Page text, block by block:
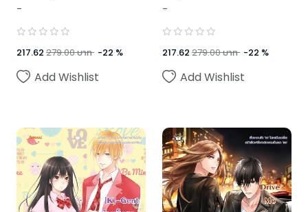
-
217.62 279.00บาท -22 %
Add Wishlist
-
217.62 279.00บาท -22 %
Add Wishlist